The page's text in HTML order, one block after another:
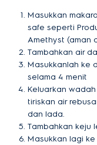
Masukkan
safe seperti
Amethyst (aman
Tambahkan air
Masukkanlah ke
selama 4 menit
Keluarkan
tiriskan air
dan lada.
Tambahkan keju
Masukkan lagi